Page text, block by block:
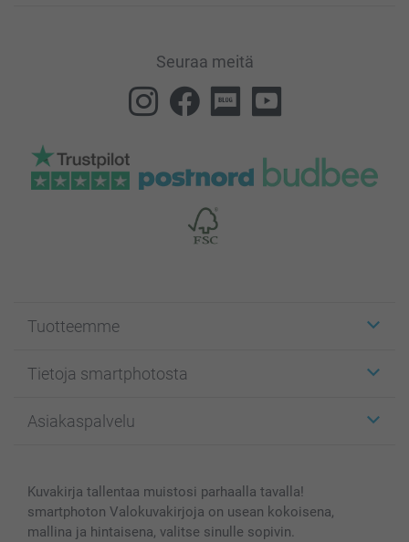
Seuraa meitä
Tuotteemme
Kuvakortit
Kuvakirjat
Kännykkä & Tabletti
MyNameBook
Tietoja smartphotosta
Affiliate ohjelma
Sivukartta
Ehdot/takuut
Asiakaspalvelu
smartbonus
Hinnat & maksutavat
Kuvakirja tallentaa muistosi parhaalla tavalla!
smartphoton Valokuvakirjoja on usean kokoisena,
mallina ja hintaisena, valitse sinulle sopivin.